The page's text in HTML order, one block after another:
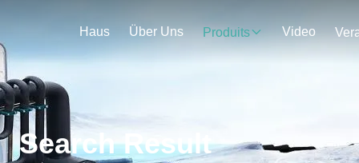
Haus Über Uns Produits Video
Search Result